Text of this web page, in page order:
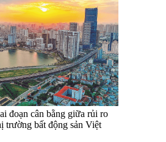
đoạn cân bằng giữa rủi ro
trường bất động sản Việt